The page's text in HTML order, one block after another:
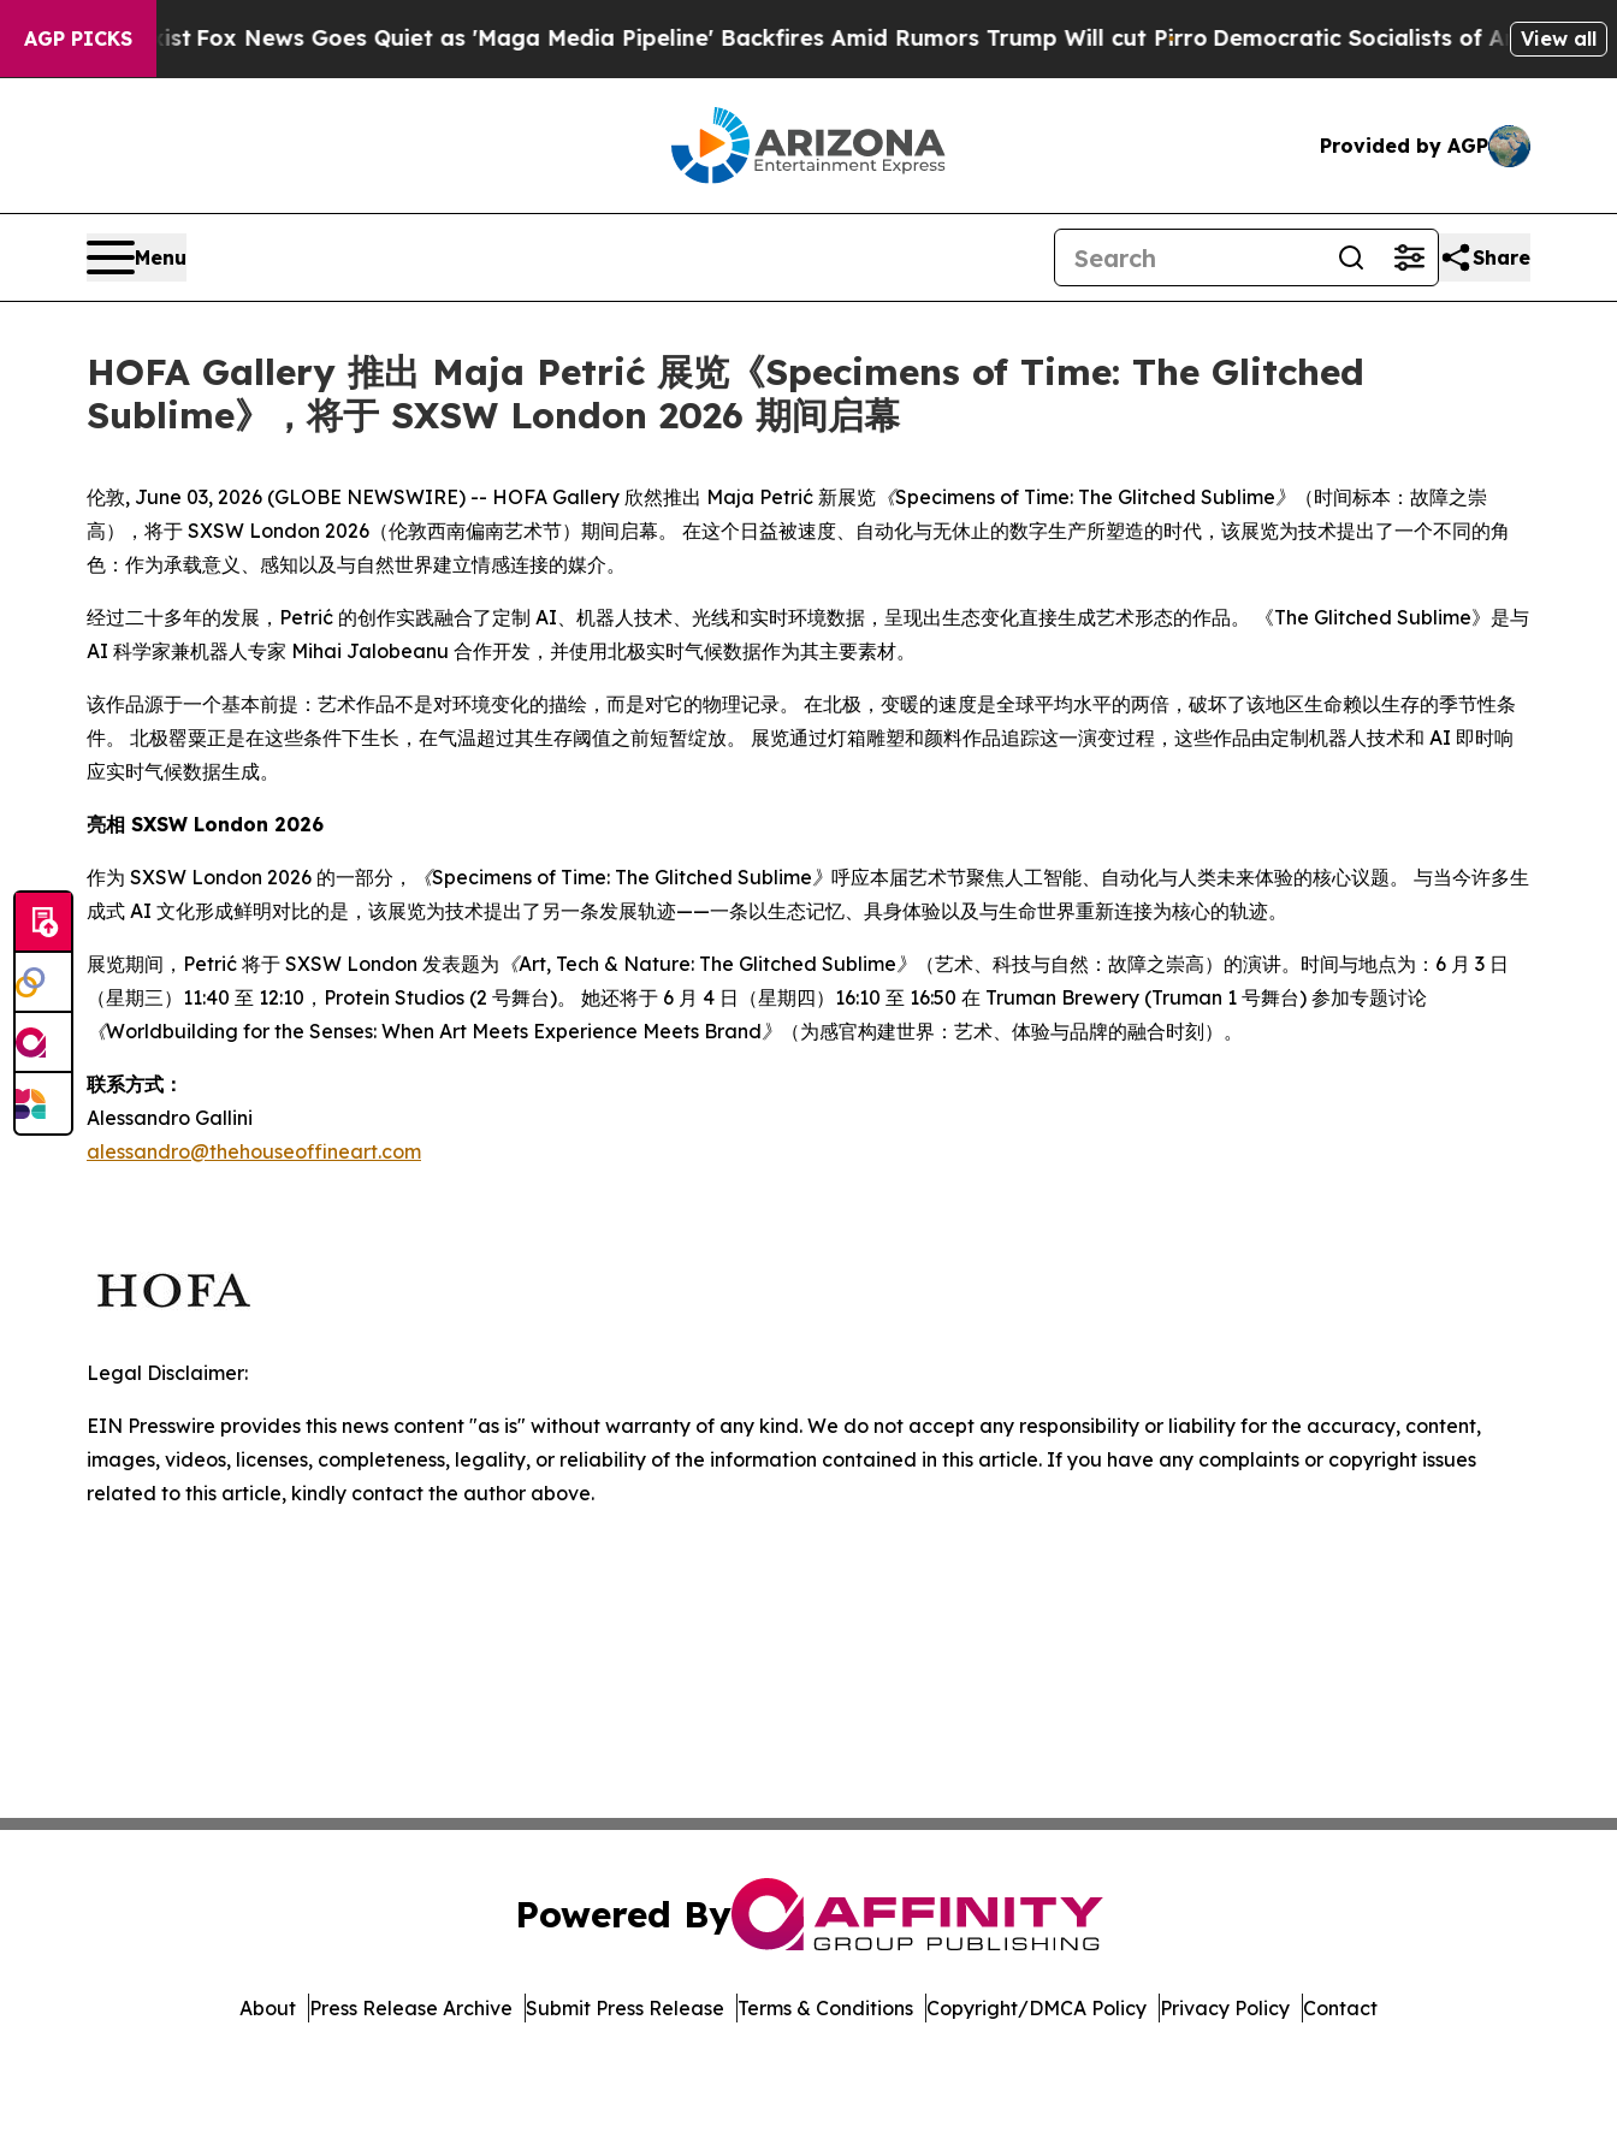
AGP PICKS
They ExistFox News Goes Quiet as 'Maga Media Pipeline' Backfires Amid Rumors Trump Will cut PirroDemocratic Socialists of America View all
Provided by AGP
Menu Share
HOFA Gallery 推出 Maja Petrić 展览《Specimens of Time: The Glitched
Sublime》，将于 SXSW London 2026 期间启幕
伦敦, June 03, 2026 (GLOBE NEWSWIRE) -- HOFA Gallery 欣然推出 Maja Petrić 新展览 《Specimens of Time: The Glitched Sublime》
（时间标本：故障之崇
高），将于 SXSW London 2026（伦敦西南偏南艺术节）期间启幕。 在这个日益被速度、自动化与无休止的数字生产所塑造的时代，该展览为技术提出了一个不同的角
色：作为承载意义、感知以及与自然世界建立情感连接的媒介。
经过二十多年的发展，Petrić 的创作实践融合了定制 AI、机器人技术、光线和实时环境数据，呈现出生态变化直接生成艺术形态的作品。 《The Glitched Sublime》是与
AI 科学家兼机器人专家 Mihai Jalobeanu 合作开发，并使用北极实时气候数据作为其主要素材。
该作品源于一个基本前提：艺术作品不是对环境变化的描绘，而是对它的物理记录。 在北极，变暖的速度是全球平均水平的两倍，破坏了该地区生命赖以生存的季节性条
件。 北极罂粟正是在这些条件下生长，在气温超过其生存阈值之前短暂绽放。 展览通过灯箱雕塑和颜料作品追踪这一演变过程，这些作品由定制机器人技术和 AI 即时响
应实时气候数据生成。
亮相 SXSW London 2026
作为 SXSW London 2026 的一部分， 《Specimens of Time: The Glitched Sublime》 呼应本届艺术节聚焦人工智能、自动化与人类未来体验的核心议题。 与当今许多生
成式 AI 文化形成鲜明对比的是，该展览为技术提出了另一条发展轨迹——一条以生态记忆、具身体验以及与生命世界重新连接为核心的轨迹。
展览期间，Petrić 将于 SXSW London 发表题为 《Art, Tech & Nature: The Glitched Sublime》
（艺术、科技与自然：故障之崇高）的演讲。时间与地点为：6 月 3 日
（星期三）11:40 至 12:10，Protein Studios (2 号舞台)。 她还将于 6 月 4 日（星期四）16:10 至 16:50 在 Truman Brewery (Truman 1 号舞台) 参加专题讨论
《Worldbuilding for the Senses: When Art Meets Experience Meets Brand》
（为感官构建世界：艺术、体验与品牌的融合时刻）。
联系方式：
Alessandro Gallini
alessandro@thehouseoffineart.com
Legal Disclaimer:
EIN Presswire provides this news content "as is" without warranty of any kind. We do not accept any responsibility or liability for the accuracy, content,
images, videos, licenses, completeness, legality, or reliability of the information contained in this article. If you have any complaints or copyright issues
related to this article, kindly contact the author above.
Powered By
About Press Release Archive Submit Press Release Terms & Conditions Copyright/DMCA Policy Privacy Policy Contact